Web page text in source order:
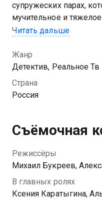
супружеских парах,
мучительное и
режиме реального
чьей она стороне.
Посмотреть онлайн 2
разведемся! вы
Читать дальше
Жанр
Детектив, Реальное Тв
Страна
Россия
Съёмочная
Режиссёры
Михаил Букреев,
В главных ролях
Ксения Каратыгина,